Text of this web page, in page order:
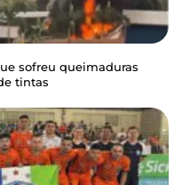
sofreu queimaduras
tintas